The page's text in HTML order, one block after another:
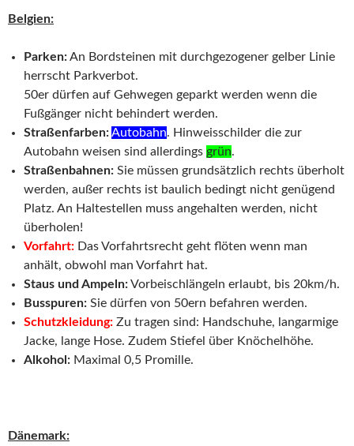
Belgien:
Parken:An Bordsteinen mit durchgezogener gelber Linie
herrscht Parkverbot.
50er dürfen auf Gehwegen geparkt werden wenn die
Fußgänger nicht behindert werden.
Straßenfarben:Autobahn. Hinweisschilder die zur
Autobahn weisen sind allerdings grün.
Straßenbahnen: Sie müssen grundsätzlich rechts überholt
werden, außer rechts ist baulich bedingt nicht genügend
Platz. An Haltestellen muss angehalten werden, nicht
überholen!
Vorfahrt: Das Vorfahrtsrecht geht flöten wenn man
anhält, obwohl man Vorfahrt hat.
Staus und Ampeln:Vorbeischlängeln erlaubt, bis 20km/h.
Busspuren: Sie dürfen von 50ern befahren werden.
Schutzkleidung: Zu tragen sind: Handschuhe, langarmige
Jacke, lange Hose. Zudem Stiefel über Knöchelhöhe.
Alkohol: Maximal 0,5 Promille.
Dänemark: